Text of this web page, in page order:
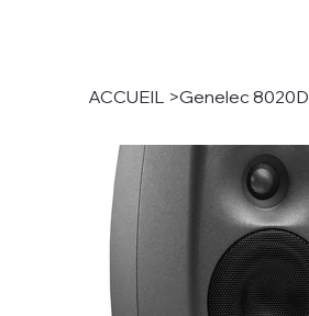
ACCUEIL >Genelec 8020D